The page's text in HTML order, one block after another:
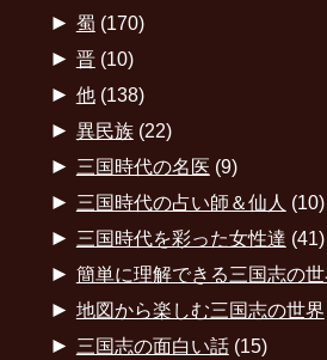
► 蜀 (170)
► 晋(10)
► 他(138)
► 異民族(22)
► 三国時代の名医 (9)
► 三国時代の占い師＆仙人 (10)
► 三国時代を彩った女性達 (41)
► 簡単に理解できる三国志の世
► 地図から楽しむ三国志の世界
► 三国志の面白い話(15)